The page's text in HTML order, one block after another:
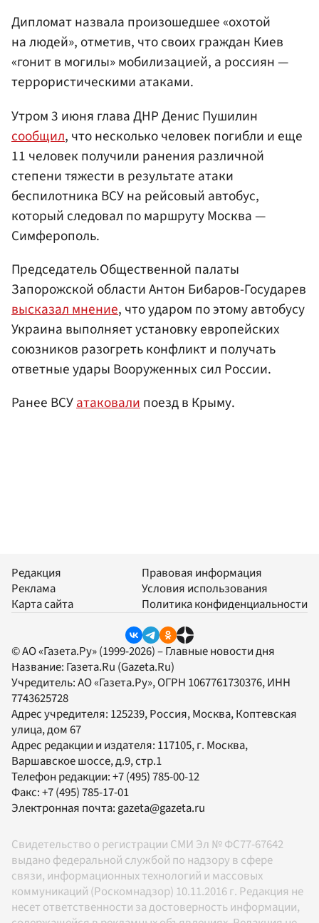
Дипломат назвала произошедшее «охотой
на людей», отметив, что своих граждан Киев
«гонит в могилы» мобилизацией, а россиян —
террористическими атаками.
Утром 3 июня глава ДНР Денис Пушилин
сообщил, что несколько человек погибли и еще
11 человек получили ранения различной
степени тяжести в результате атаки
беспилотника ВСУ на рейсовый автобус,
который следовал по маршруту Москва —
Симферополь.
Председатель Общественной палаты
Запорожской области Антон Бибаров-Государев
высказал мнение, что ударом по этому автобусу
Украина выполняет установку европейских
союзников разогреть конфликт и получать
ответные удары Вооруженных сил России.
Ранее ВСУатаковалипоезд в Крыму.
Редакция
Реклама
Карта сайта
Правовая информация
Условия использования
Политика конфиденциальности
© АО «Газета.Ру» (1999-2026) – Главные новости дня
Название: Газета.Ru (Gazeta.Ru)
Учредитель:АО «Газета.Ру», ОГРН 1067761730376, ИНН
7743625728
Адрес учредителя: 125239, Россия, Москва, Коптевская
улица, дом 67
Адрес редакции и издателя: 117105, г. Москва,
Варшавское шоссе, д.9, стр.1
Телефон редакции:+7 (495) 785-00-12
Факс:+7 (495) 785-17-01
Электронная почта:gazeta@gazeta.ru
Свидетельство о регистрации СМИ Эл № ФС77-67642
выдано федеральной службой по надзору в сфере
связи, информационных технологий и массовых
коммуникаций (Роскомнадзор) 10.11.2016 г. Редакция не
несет ответственности за достоверность информации,